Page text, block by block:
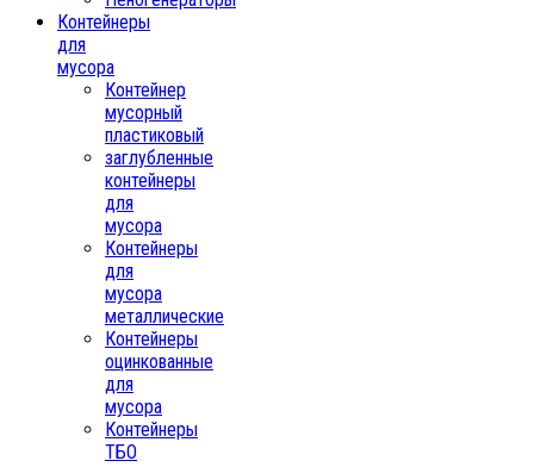
Контейнеры
для
мусора
Контейнер
мусорный
пластиковый
заглубленные
контейнеры
для
мусора
Контейнеры
для
мусора
металлические
Контейнеры
оцинкованные
для
мусора
Контейнеры
ТБО